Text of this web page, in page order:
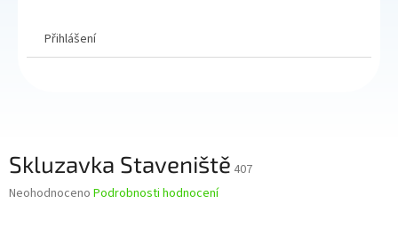
Přihlášení
Skluzavka Staveniště 407
Průměrné
Neohodnoceno Podrobnosti hodnocení